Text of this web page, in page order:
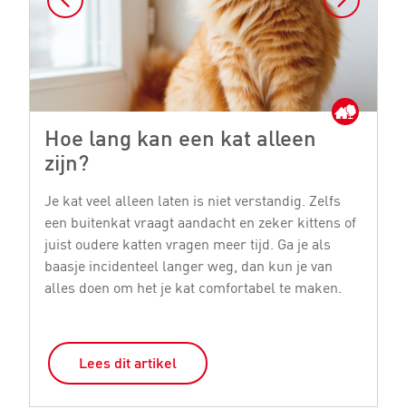
Hoe lang kan een kat alleen
zijn?
Je kat veel alleen laten is niet verstandig. Zelfs
een buitenkat vraagt aandacht en zeker kittens of
juist oudere katten vragen meer tijd. Ga je als
baasje incidenteel langer weg, dan kun je van
alles doen om het je kat comfortabel te maken.
Lees dit artikel